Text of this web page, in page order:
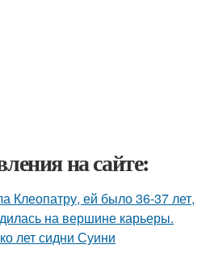
на сайте:
Клеопатру, ей было 36-37 лет,
на вершине карьеры.
лет сидни Суини